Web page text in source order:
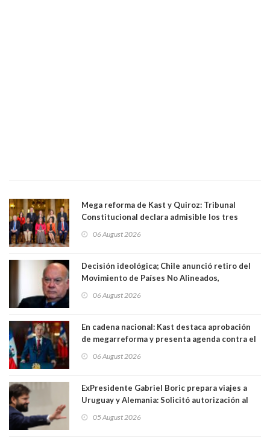
Mega reforma de Kast y Quiroz: Tribunal
Constitucional declara admisible los tres
06 August 2026
Decisión ideológica; Chile anunció retiro del
Movimiento de Países No Alineados,
1971. Excanciller Insulza lamentó decisión
06 August 2026
En cadena nacional: Kast destaca aprobación
de megarreforma y presenta agenda contra el
06 August 2026
ExPresidente Gabriel Boric prepara viajes a
Uruguay y Alemania: Solicitó autorización al
05 August 2026